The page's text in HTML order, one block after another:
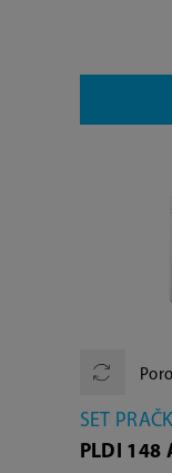
SET
PLDI 148